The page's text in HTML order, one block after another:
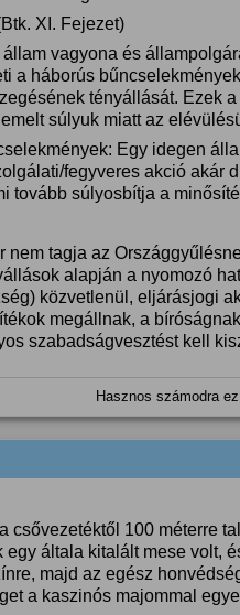
XI. Fejezet)
vagyona és
a háborús
tényállását. Ezek
súlyuk miatt az
Egy idegen
fegyveres akció akár
tovább súlyosbítja a
tagja az
alapján a nyomozó
közvetlenül, eljárásjogi
megállnak, a
szabadságvesztést kell
Hasznos számodra
csővezetéktől 100 méterre
általa kitalált mese volt,
majd az egész
a kaszinós majommal